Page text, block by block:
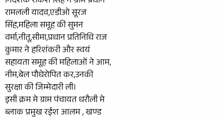
रामलली यादव,एडीओ सूरज
सिंह,महिला समूह की सुमन
वर्मा,नीतू,सीमा,प्रधान प्रतिनिधि राज
कुमार ने हरिशंकरी और स्वयं
सहायता समूह की महिलाओं ने आम,
नीम,बेल पौधेरोपित कर,उनकी
सुरक्षा की जिम्मेदारी ली।
इसी क्रम मे ग्राम पंचायत धरौली मे
ब्लाक प्रमुख रईश आलम , खण्ड